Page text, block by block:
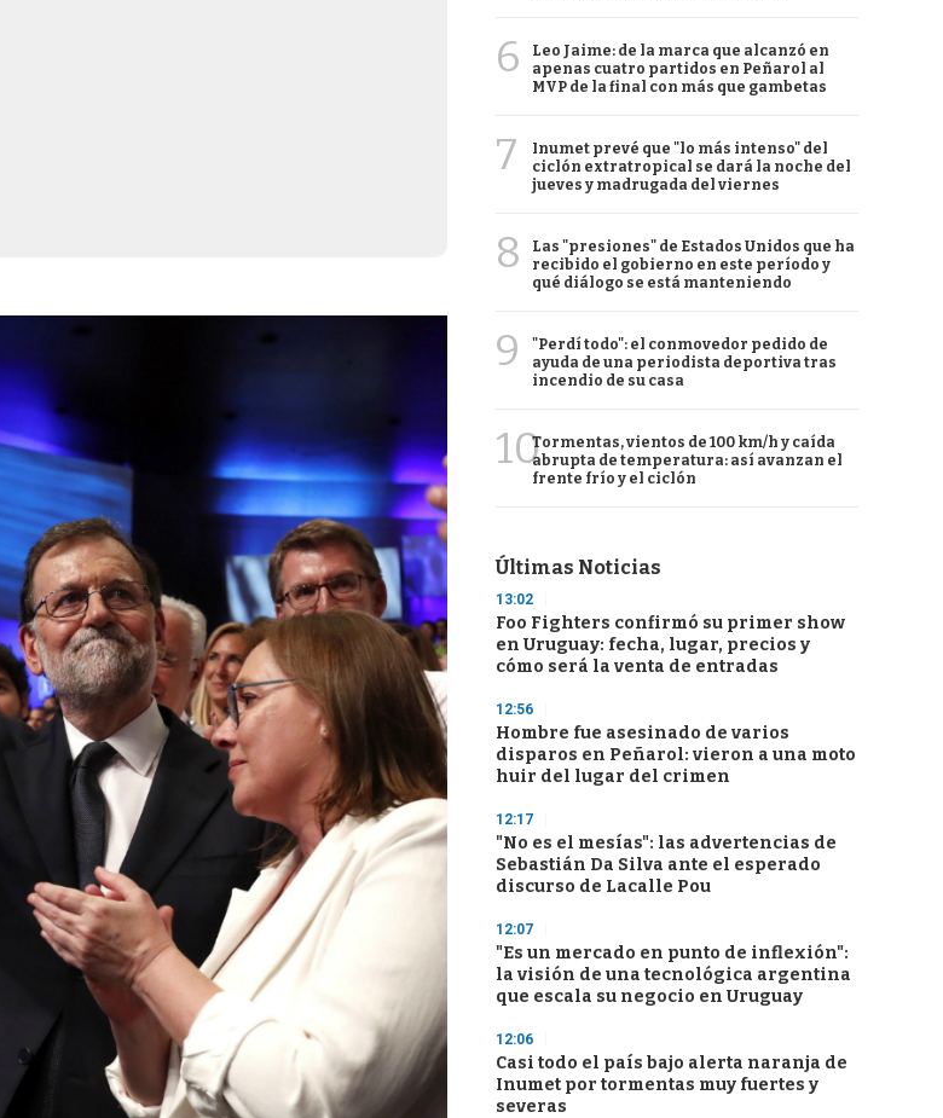
6
Leo Jaime: de la marca que alcanzó en
apenas cuatro partidos en Peñarol al
MVP de la final con más que gambetas
7
Inumet prevé que "lo más intenso" del
ciclón extratropical se dará la noche del
jueves y madrugada del viernes
8
Las "presiones" de Estados Unidos que ha
recibido el gobierno en este período y
qué diálogo se está manteniendo
9
"Perdí todo": el conmovedor pedido de
ayuda de una periodista deportiva tras
incendio de su casa
10Tormentas, vientos de 100 km/h y caída
abrupta de temperatura: así avanzan el
frente frío y el ciclón
Últimas Noticias
13:02
Foo Fighters confirmó su primer show
en Uruguay: fecha, lugar, precios y
cómo será la venta de entradas
12:56
Hombre fue asesinado de varios
disparos en Peñarol: vieron a una moto
huir del lugar del crimen
12:17
"No es el mesías": las advertencias de
Sebastián Da Silva ante el esperado
discurso de Lacalle Pou
12:07
"Es un mercado en punto de inflexión":
la visión de una tecnológica argentina
que escala su negocio en Uruguay
12:06
Casi todo el país bajo alerta naranja de
Inumet por tormentas muy fuertes y
severas